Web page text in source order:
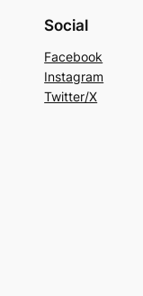
Social
Facebook
Instagram
Twitter/X